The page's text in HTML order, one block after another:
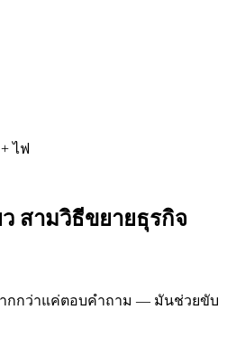
ไฟ
ว สามวิธีขยายธุรกิจ
ากกว่าแค่ตอบคำถาม — มันช่วยขับ